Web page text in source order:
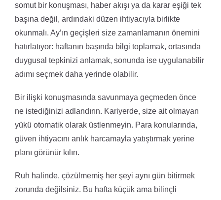
somut bir konuşması, haber akışı ya da karar eşiği tek
başına değil, ardındaki düzen ihtiyacıyla birlikte
okunmalı. Ay’ın geçişleri size zamanlamanın önemini
hatırlatıyor: haftanın başında bilgi toplamak, ortasında
duygusal tepkinizi anlamak, sonunda ise uygulanabilir
adımı seçmek daha yerinde olabilir.
Bir ilişki konuşmasında savunmaya geçmeden önce
ne istediğinizi adlandırın. Kariyerde, size ait olmayan
yükü otomatik olarak üstlenmeyin. Para konularında,
güven ihtiyacını anlık harcamayla yatıştırmak yerine
planı görünür kılın.
Ruh halinde, çözülmemiş her şeyi aynı gün bitirmek
zorunda değilsiniz. Bu hafta küçük ama bilinçli